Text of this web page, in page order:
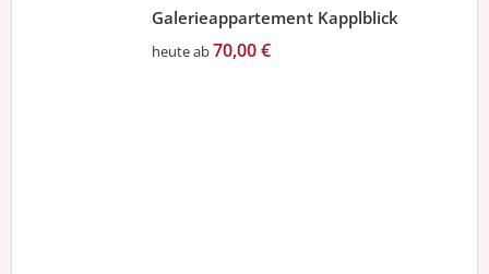
Galerieappartement Kapplblick
heute ab70,00 €